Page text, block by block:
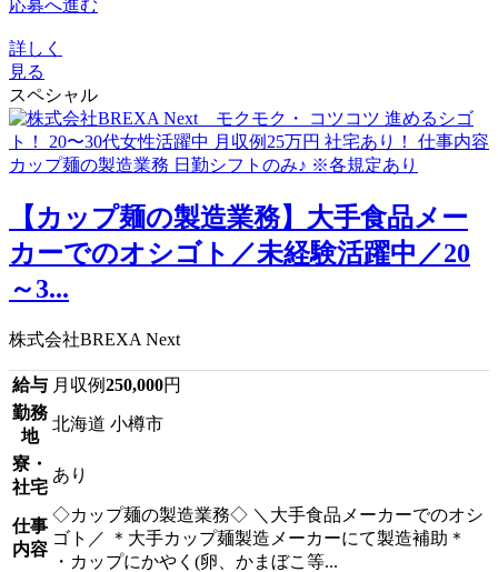
応募へ進む
詳しく
見る
スペシャル
【カップ麺の製造業務】大手食品メー
カーでのオシゴト／未経験活躍中／20
～3...
株式会社BREXA Next
給与 月収例250,000円
勤務
地
北海道 小樽市
寮・
社宅
あり
仕事
内容
◇カップ麺の製造業務◇ ＼大手食品メーカーでのオシ
ゴト／ ＊大手カップ麺製造メーカーにて製造補助＊
・カップにかやく(卵、かまぼこ等...